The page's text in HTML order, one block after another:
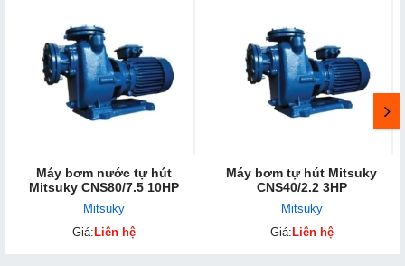
Máy bơm nước tự hút
Mitsuky CNS80/7.5 10HP
Mitsuky
Giá: Liên hệ
Máy bơm tự hút Mitsuky
CNS40/2.2 3HP
Mitsuky
Giá: Liên hệ